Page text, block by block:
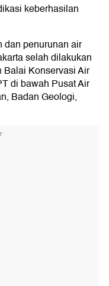
keberhasilan
dan penurunan air
selah dilakukan
Konservasi Air
di bawah Pusat Air
Badan Geologi,